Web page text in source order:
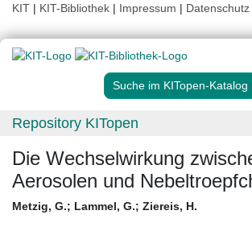
KIT | KIT-Bibliothek | Impressum | Datenschutz
Suche im KITopen-Katalog
Repository KITopen
Die Wechselwirkung
Aerosolen und
Metzig, G.; Lammel, G.; Ziereis, H.